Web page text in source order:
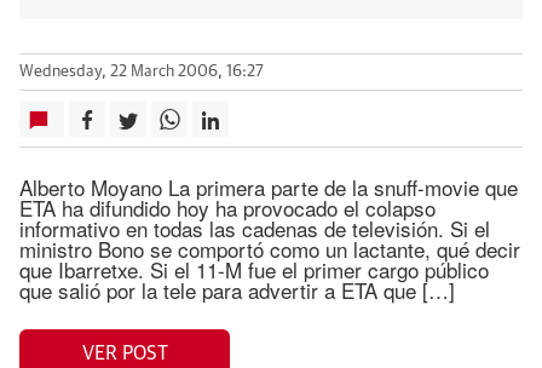
Wednesday, 22 March 2006, 16:27
Alberto Moyano La primera parte de la snuff-movie que
ETA ha difundido hoy ha provocado el colapso
informativo en todas las cadenas de televisión. Si el
ministro Bono se comportó como un lactante, qué decir
que Ibarretxe. Si el 11-M fue el primer cargo público
que salió por la tele para advertir a ETA que […]
VER POST